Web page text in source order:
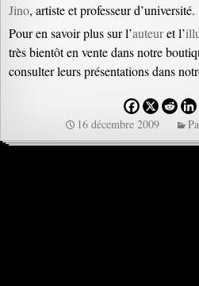
Jino, artiste et professeur d’université.
Pour en savoir plus sur l’auteuret l’
très bientôt en vente dans notre
consulter leurs présentations dans
16 décembre 2009